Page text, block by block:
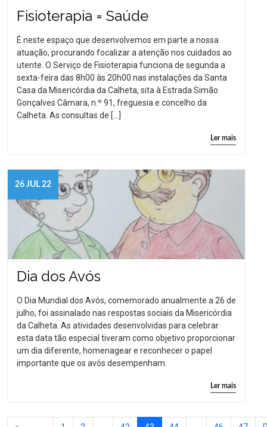
Fisioterapia = Saúde
É neste espaço que desenvolvemos em parte a nossa
atuação, procurando focalizar a atenção nos cuidados ao
utente. O Serviço de Fisioterapia funciona de segunda a
sexta-feira das 8h00 às 20h00 nas instalações da Santa
Casa da Misericórdia da Calheta, sita à Estrada Simão
Gonçalves Câmara, n.º 91, freguesia e concelho da
Calheta. As consultas de […]
Ler mais
26 JUL 22
Dia dos Avós
O Dia Mundial dos Avós, comemorado anualmente a 26 de
julho, foi assinalado nas respostas sociais da Misericórdia
da Calheta. As atividades desenvolvidas para celebrar
esta data tão especial tiveram como objetivo proporcionar
um dia diferente, homenagear e reconhecer o papel
importante que os avós desempenham.
Ler mais